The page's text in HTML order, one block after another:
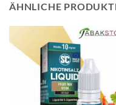
ÄHNLICHE